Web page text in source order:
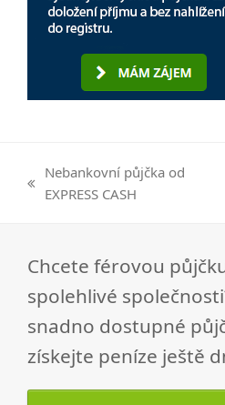
previous
Nebankovní půjčka od
EXPRESS CASH
Chcete férovou
spolehlivé
snadno dostupné
získejte peníze ještě